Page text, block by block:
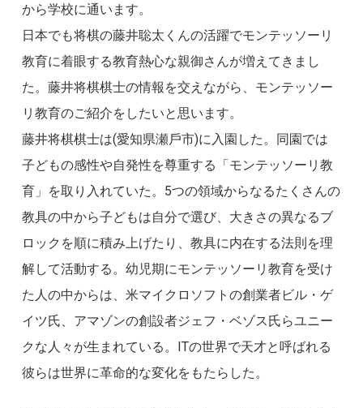
から学校に通います。
日本でも将棋の藤井聡太くんの活躍でモンテッソーリ
教育に着眼する教育熱心な親御さんが増えてきまし
た。藤井将棋棋士の情報を交えながら、モンテッソー
リ教育のご紹介をしたいと思います。
藤井将棋棋士は(愛知県瀬戶市)に入園した。同園では
子どもの感性や自発性を尊重する「モンテッソーリ教
育」を取り入れていた。5つの領域からなるたくさんの
教具の中から子どもは自分で選び、大きさの異なるブ
ロックを順に積み上げたり、教具に内在する法則を理
解して活動する。幼児期にモンテッソーリ教育を受け
た人の中からは、米マイクロソフトの創業者ビル・ゲ
イツ氏、アマゾンの創設者ジェフ・ベゾス氏らユニー
クな人々が生まれている。ITの世界で天才と呼ばれる
彼らは世界に革命的な変化をもたらした。